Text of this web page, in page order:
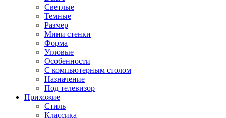
Светлые
Темные
Размер
Мини стенки
Форма
Угловые
Особенности
С компьютерным столом
Назначение
Под телевизор
Прихожие
Стиль
Классика